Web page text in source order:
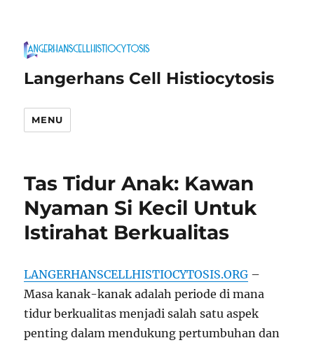
Langerhans Cell Histiocytosis
MENU
Tas Tidur Anak: Kawan
Nyaman Si Kecil Untuk
Istirahat Berkualitas
LANGERHANSCELLHISTIOCYTOSIS.ORG –
Masa kanak-kanak adalah periode di mana
tidur berkualitas menjadi salah satu aspek
penting dalam mendukung pertumbuhan dan